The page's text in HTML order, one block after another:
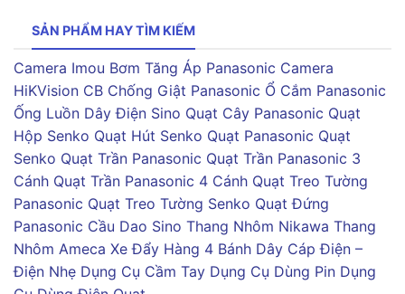
SẢN PHẨM HAY TÌM KIẾM
Camera Imou Bơm Tăng Áp Panasonic Camera
HiKVision CB Chống Giật Panasonic Ổ Cắm Panasonic
Ống Luồn Dây Điện Sino Quạt Cây Panasonic Quạt
Hộp Senko Quạt Hút Senko Quạt Panasonic Quạt
Senko Quạt Trần Panasonic Quạt Trần Panasonic 3
Cánh Quạt Trần Panasonic 4 Cánh Quạt Treo Tường
Panasonic Quạt Treo Tường Senko Quạt Đứng
Panasonic Cầu Dao Sino Thang Nhôm Nikawa Thang
Nhôm Ameca Xe Đẩy Hàng 4 Bánh Dây Cáp Điện –
Điện Nhẹ Dụng Cụ Cầm Tay Dụng Cụ Dùng Pin Dụng